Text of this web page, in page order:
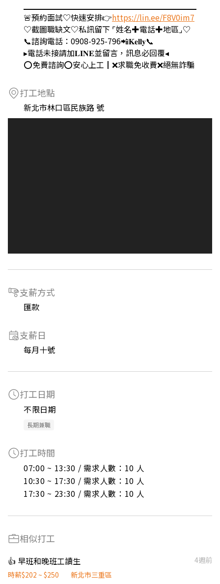
🚨預約面試♡快速安排👉https://lin.ee/F8V0im7
♡截圖職缺文♡私訊留下 ⌜姓名✚電話✚地區⌟♡
📞諮詢電話：0908-925-796📲𝐊𝐞𝐥𝐥𝐲📞
▸電話未接請加𝐋𝐈𝐍𝐄並留言，訊息必回覆◂
⭕️免費諮詢⭕️安心上工┃❌求職免收費❌絕無詐騙
打工地點
新北市林口區民族路 號
支薪方式
匯款
支薪日
每月十號
打工日期
不限日期
長期兼職
打工時間
07:00 ~ 13:30 / 需求人數：10 人
10:30 ~ 17:30 / 需求人數：10 人
17:30 ~ 23:30 / 需求人數：10 人
相似打工
👍 早班和晚班工讀生
4週前
時薪$202 ~ $250
新北市三重區